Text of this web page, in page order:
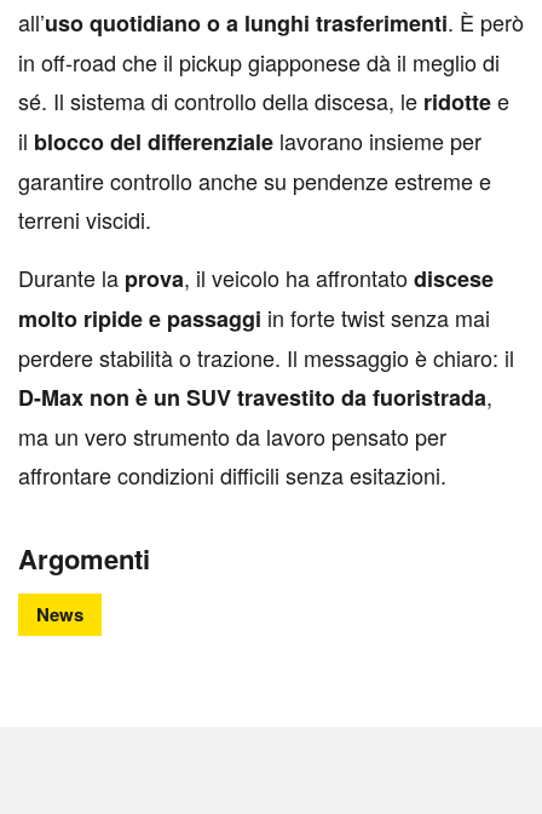
all’uso quotidiano o a lunghi trasferimenti. È però
in off-road che il pickup giapponese dà il meglio di
sé. Il sistema di controllo della discesa, le ridottee
il blocco del differenziale lavorano insieme per
garantire controllo anche su pendenze estreme e
terreni viscidi.
Durante la prova, il veicolo ha affrontatodiscese
molto ripide e passaggi in forte twist senza mai
perdere stabilità o trazione. Il messaggio è chiaro: il
D-Max non è un SUV travestito da fuoristrada,
ma un vero strumento da lavoro pensato per
affrontare condizioni difficili senza esitazioni.
Argomenti
News